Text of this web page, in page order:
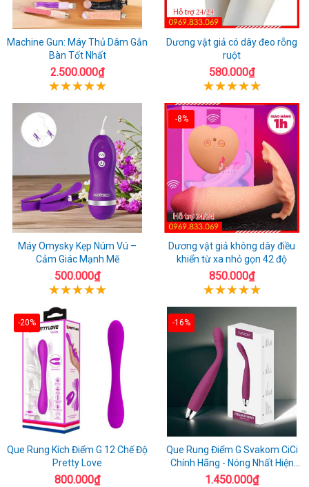
Machine Gun: Máy Thủ Dâm Gắn
Bàn Tốt Nhất
2.500.000₫
Dương vật giả có dây đeo rỗng
ruột
580.000₫
Máy Omysky Kẹp Núm Vú –
Cảm Giác Mạnh Mẽ
500.000₫
-8%
Dương vật giả không dây điều
khiển từ xa nhỏ gọn 42 độ
850.000₫
-20%
Que Rung Kích Điểm G 12 Chế Độ
Pretty Love
800.000₫
-16%
Que Rung Điểm G Svakom CiCi
Chính Hãng - Nóng Nhất Hiện
Nay
1.450.000₫